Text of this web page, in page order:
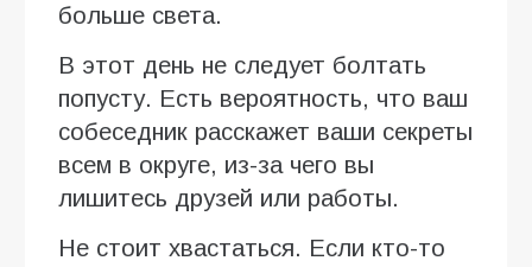
больше света.
В этот день не следует болтать
попусту. Есть вероятность, что ваш
собеседник расскажет ваши секреты
всем в округе, из-за чего вы
лишитесь друзей или работы.
Не стоит хвастаться. Если кто-то